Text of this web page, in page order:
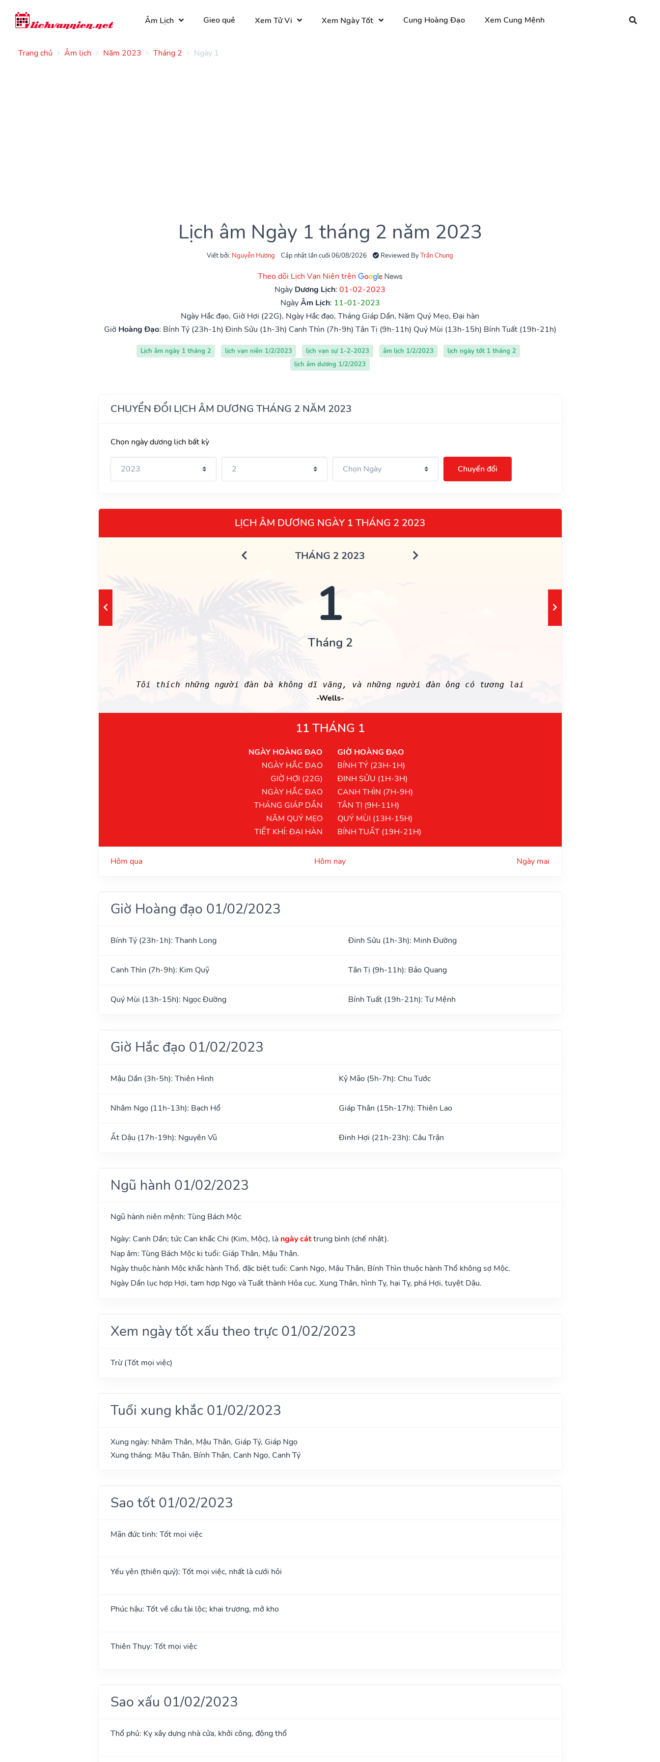
Âm Lịch Gieo quẻ Xem Tử Vi Xem Ngày Tốt Cung Hoàng Đạo Xem Cung Mệnh
Trang chủ Âm lịch Năm 2023 Tháng 2 Ngày 1
Lịch âm Ngày 1 tháng 2 năm 2023
Viết bởi: Nguyễn Hương Cập nhật lần cuối 06/08/2026 Reviewed ByTrần Chung
Theo dõi Lịch Vạn Niên trên
Ngày Dương Lịch: 01-02-2023
NgàyÂm Lịch: 11-01-2023
Ngày Hắc đạo, Giờ Hợi (22G), Ngày Hắc đạo, Tháng Giáp Dần, Năm Quý Mẹo, Đại hàn
Giờ Hoàng Đạo: Bính Tý (23h-1h) Đinh Sửu (1h-3h) Canh Thìn (7h-9h) Tân Tị (9h-11h) Quý Mùi (13h-15h) Bính Tuất (19h-21h)
Lịch âm ngày 1 tháng 2 lịch vạn niên 1/2/2023 lịch vạn sự 1-2-2023 âm lịch 1/2/2023
lịch ngày tốt 1 tháng 2
lịch âm dương 1/2/2023
CHUYỂN ĐỔI LỊCH ÂM DƯƠNG THÁNG 2 NĂM 2023
Chọn ngày dương lịch bất kỳ
Chuyển đổi
LỊCH ÂM DƯƠNG NGÀY 1 THÁNG 2 2023
THÁNG 2 2023
1
Tháng 2
Tôi thích những người đàn bà không dĩ vãng, và những người đàn ông có tương lai
-Wells-
11 THÁNG 1
NGÀY HOÀNG ĐẠO
NGÀY HẮC ĐẠO
GIỜ HỢI (22G)
NGÀY HẮC ĐẠO
THÁNG GIÁP DẦN
NĂM QUÝ MẸO
TIẾT KHÍ: ĐẠI HÀN
GIỜ HOÀNG ĐẠO
BÍNH TÝ (23H-1H)
ĐINH SỬU (1H-3H)
CANH THÌN (7H-9H)
TÂN TỊ (9H-11H)
QUÝ MÙI (13H-15H)
BÍNH TUẤT (19H-21H)
Hôm qua Hôm nay Ngày mai
Giờ Hoàng đạo 01/02/2023
Bính Tý (23h-1h): Thanh Long Đinh Sửu (1h-3h): Minh Đường
Canh Thìn (7h-9h): Kim Quỹ Tân Tị (9h-11h): Bảo Quang
Quý Mùi (13h-15h): Ngọc Đường Bính Tuất (19h-21h): Tư Mệnh
Giờ Hắc đạo 01/02/2023
Mậu Dần (3h-5h): Thiên Hình Kỷ Mão (5h-7h): Chu Tước
Nhâm Ngọ (11h-13h): Bạch Hổ Giáp Thân (15h-17h): Thiên Lao
Ất Dậu (17h-19h): Nguyên Vũ Đinh Hợi (21h-23h): Câu Trận
Ngũ hành 01/02/2023
Ngũ hành niên mệnh: Tùng Bách Mộc
Ngày: Canh Dần; tức Can khắc Chi (Kim, Mộc), là ngày cáttrung bình (chế nhật).
Nạp âm: Tùng Bách Mộc kị tuổi: Giáp Thân, Mậu Thân.
Ngày thuộc hành Mộc khắc hành Thổ, đặc biệt tuổi: Canh Ngọ, Mậu Thân, Bính Thìn thuộc hành Thổ không sợ Mộc.
Ngày Dần lục hợp Hợi, tam hợp Ngọ và Tuất thành Hỏa cục. Xung Thân, hình Tỵ, hại Tỵ, phá Hợi, tuyệt Dậu.
Xem ngày tốt xấu theo trực 01/02/2023
Trừ (Tốt mọi việc)
Tuổi xung khắc 01/02/2023
Xung ngày: Nhâm Thân, Mậu Thân, Giáp Tý, Giáp Ngọ
Xung tháng: Mậu Thân, Bính Thân, Canh Ngọ, Canh Tý
Sao tốt 01/02/2023
Mãn đức tinh: Tốt mọi việc
Yếu yên (thiên quý): Tốt mọi việc, nhất là cưới hỏi
Phúc hậu: Tốt về cầu tài lộc; khai trương, mở kho
Thiên Thụy: Tốt mọi việc
Sao xấu 01/02/2023
Thổ phủ: Kỵ xây dựng nhà cửa, khởi công, động thổ